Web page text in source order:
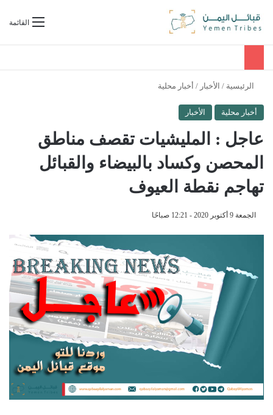
القائمةبحث عن
الرئيسية / الأخبار / أخبار محلية
أخبار محلية الأخبار
عاجل : المليشيات تقصف مناطق
المحصن وكساد بالبيضاء والقبائل
تهاجم نقطة العيوف
الجمعة 9 أكتوبر 2020 - 12:21 صباحًا